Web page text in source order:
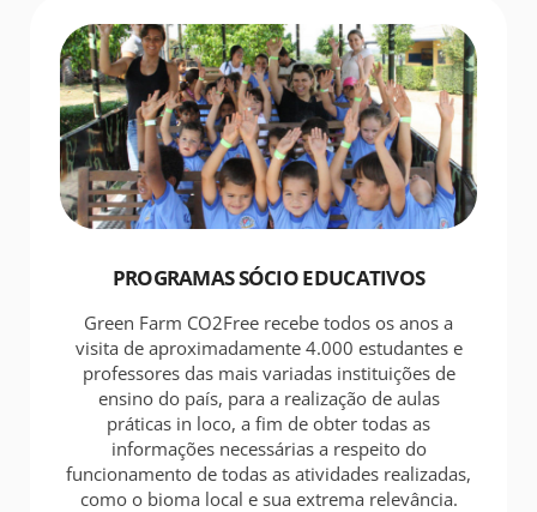
PROGRAMAS SÓCIO EDUCATIVOS
Green Farm CO2Free recebe todos os anos a
visita de aproximadamente 4.000 estudantes e
professores das mais variadas instituições de
ensino do país, para a realização de aulas
práticas in loco, a fim de obter todas as
informações necessárias a respeito do
funcionamento de todas as atividades realizadas,
como o bioma local e sua extrema relevância.